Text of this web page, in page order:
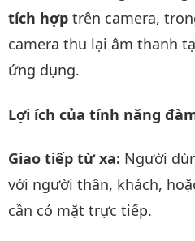
tích hợp trên camera,
camera thu lại âm thanh
ứng dụng.
Lợi ích của tính năng
Giao tiếp từ xa: Người
với người thân, khách,
cần có mặt trực tiếp.